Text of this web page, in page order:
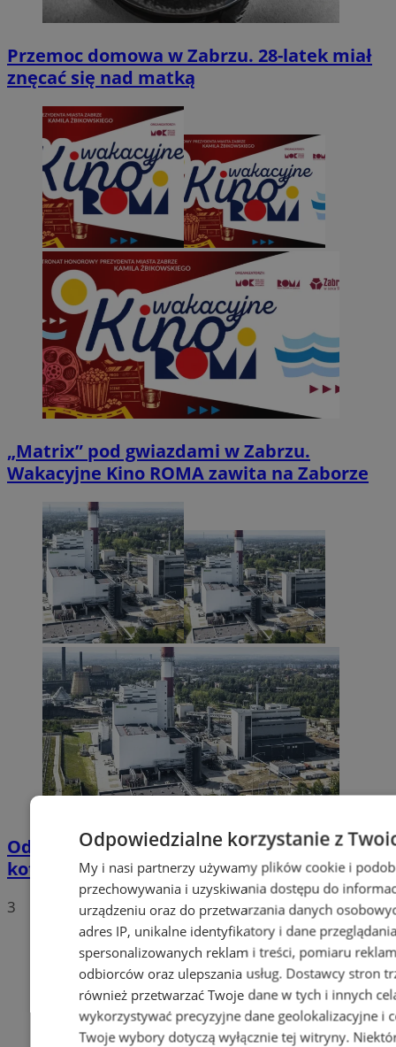
Przemoc domowa w Zabrzu. 28-latek miał
znęcać się nad matką
„Matrix” pod gwiazdami w Zabrzu.
Wakacyjne Kino ROMA zawita na Zaborze
Odór w Zabrzu. Źródłem ma być awaria
kotła w Fortum
3
Odpowiedzialne korzystanie z
My i nasi partnerzy używamy plików cookie i
przechowywania i uzyskiwania dostępu do
urządzeniu oraz do przetwarzania danych
adres IP, unikalne identyfikatory i dane
spersonalizowanych reklam i treści, pomiaru
odbiorców oraz ulepszania usług. Dostawcy stron
również przetwarzać Twoje dane w tych i innych
wykorzystywać precyzyjne dane geolokalizacyjne i
Twoje wybory dotyczą wyłącznie tej witryny.